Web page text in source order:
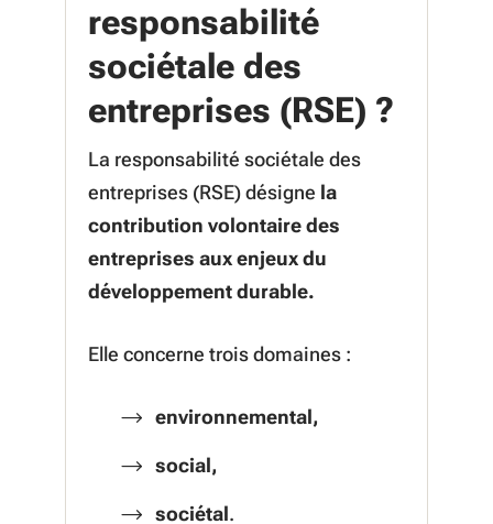
responsabilité
sociétale des
entreprises (RSE) ?
La responsabilité sociétale des
entreprises (RSE) désigne la
contribution volontaire des
entreprises aux enjeux du
développement durable.
Elle concerne trois domaines :
environnemental,
social,
sociétal.